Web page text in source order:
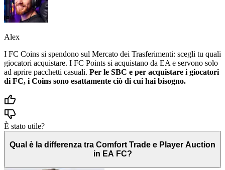
Alex
I FC Coins si spendono sul Mercato dei Trasferimenti: scegli tu quali
giocatori acquistare. I FC Points si acquistano da EA e servono solo
ad aprire pacchetti casuali. Per le SBC e per acquistare i giocatori
di FC, i Coins sono esattamente ciò di cui hai bisogno.
È stato utile?
Qual è la differenza tra Comfort Trade e Player Auction
in EA FC?